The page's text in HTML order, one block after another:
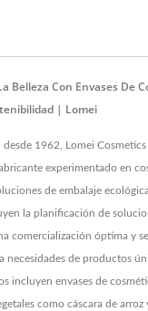
Belleza Con Envases De
| Lomei
1962, Lomei Cosmetics
experimentado en
de embalaje
la planificación de
comercialización óptima y
necesidades de productos
incluyen envases de
como cáscara de arroz